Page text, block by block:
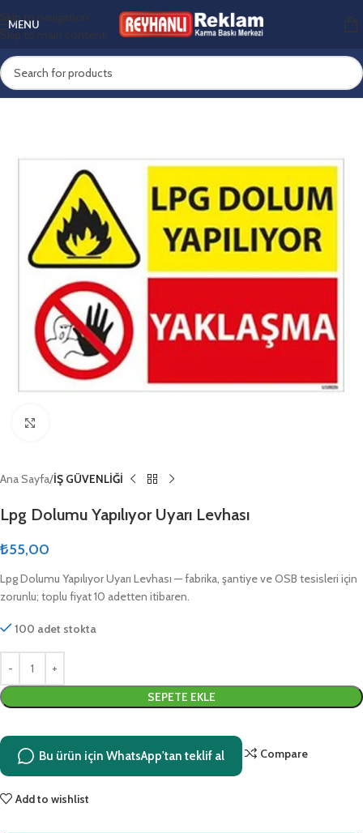
Skip to navigation
Skip to main content
MENU
Ana Sayfa İŞ GÜVENLİĞİ
Lpg Dolumu Yapılıyor Uyarı Levhası
₺55,00
Lpg Dolumu Yapılıyor Uyarı Levhası — fabrika, şantiye ve OSB tesisleri için
zorunlu; toplu fiyat 10 adetten itibaren.
100 adet stokta
SEPETE EKLE
Bu ürün için WhatsApp'tan teklif al Compare
Add to wishlist